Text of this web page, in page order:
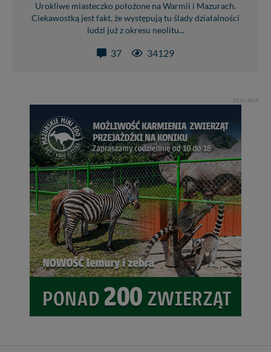
Urokliwe miasteczko położone na Warmii i Mazurach.
Ciekawostką jest fakt, że występują tu ślady działalności
ludzi już z okresu neolitu...
37 34129
REKLAMA